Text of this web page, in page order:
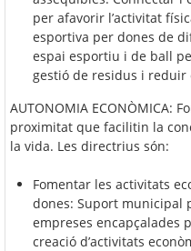
per afavorir l’activitat
esportiva per dones de
espai esportiu i de ball
gestió de residus i
AUTONOMIA ECONÒMICA:
proximitat que facilitin la
la vida. Les directrius són:
Fomentar les activitats
dones: Suport municipal
empreses encapçalades
creació d’activitats